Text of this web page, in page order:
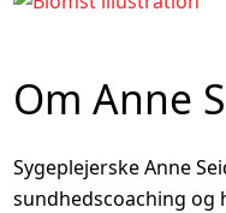
Om Anne
Sygeplejerske Anne
sundhedscoaching og